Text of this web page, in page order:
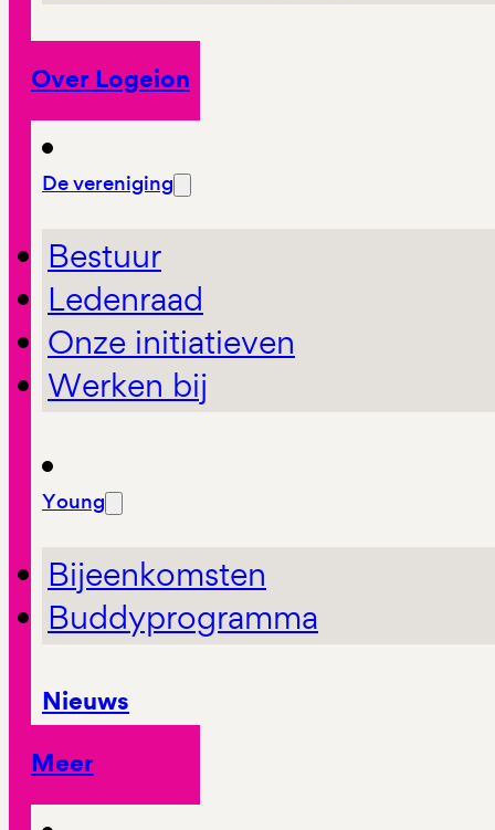
Over Logeion
De vereniging
Bestuur
Ledenraad
Onze initiatieven
Werken bij
Young
Bijeenkomsten
Buddyprogramma
Nieuws
Meer